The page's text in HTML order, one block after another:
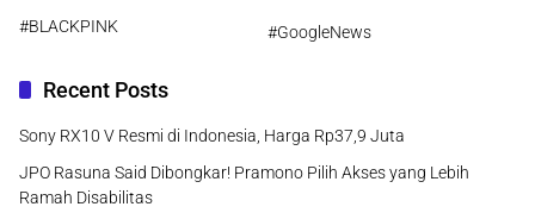
#BLACKPINK
#GoogleNews
Recent Posts
Sony RX10 V Resmi di Indonesia, Harga Rp37,9 Juta
JPO Rasuna Said Dibongkar! Pramono Pilih Akses yang Lebih
Ramah Disabilitas